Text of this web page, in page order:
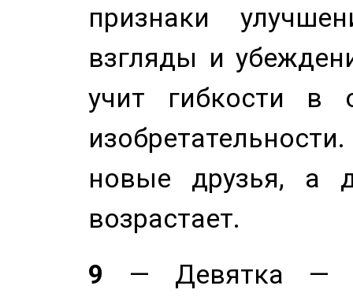
признаки
взгляды и
учит гибкости в
новые друзья, а
возрастает.
9 — Девятка —